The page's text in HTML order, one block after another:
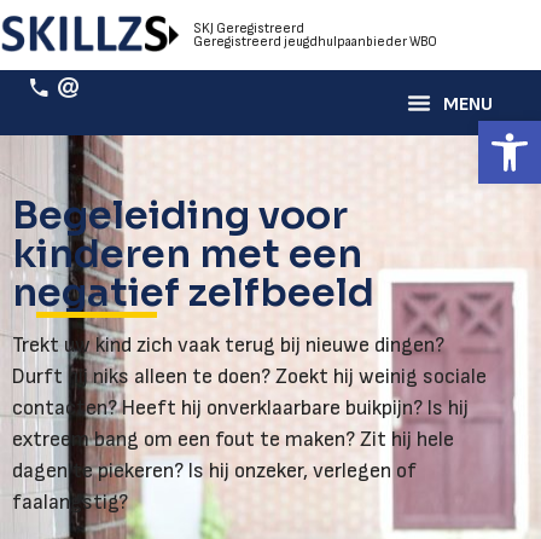
SKJ Geregistreerd
Geregistreerd jeugdhulpaanbieder WBO
Begeleiding voor
kinderen met een
negatief zelfbeeld
Trekt uw kind zich vaak terug bij nieuwe dingen?
Durft hij niks alleen te doen? Zoekt hij weinig sociale
contacten? Heeft hij onverklaarbare buikpijn? Is hij
extreem bang om een fout te maken? Zit hij hele
dagen te piekeren? Is hij onzeker, verlegen of
faalangstig?